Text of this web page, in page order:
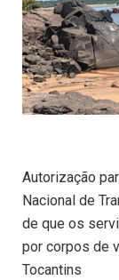
Autorização
Nacional de
de que os
por corpos de
Tocantins